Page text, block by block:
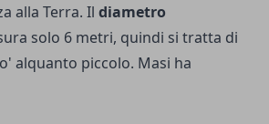
alla Terra. Il diametro
solo 6 metri, quindi si tratta di
alquanto piccolo. Masi ha